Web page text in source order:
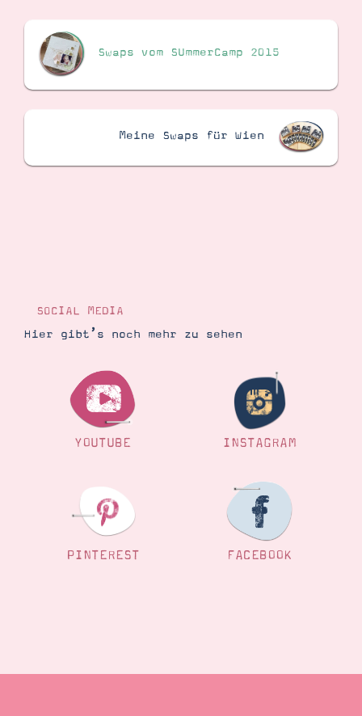
Swaps vom SUmmerCamp 2015
Meine Swaps für Wien
SOCIAL MEDIA
Hier gibt’s noch mehr zu sehen
YOUTUBE INSTAGRAM
PINTEREST FACEBOOK